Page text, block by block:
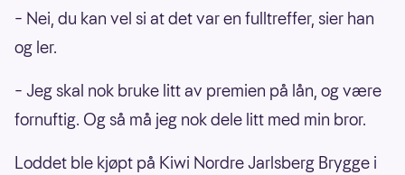
– Nei, du kan vel si at det var en fulltreffer, sier han
og ler.
– Jeg skal nok bruke litt av premien på lån, og være
fornuftig. Og så må jeg nok dele litt med min bror.
Loddet ble kjøpt på Kiwi Nordre Jarlsberg Brygge i